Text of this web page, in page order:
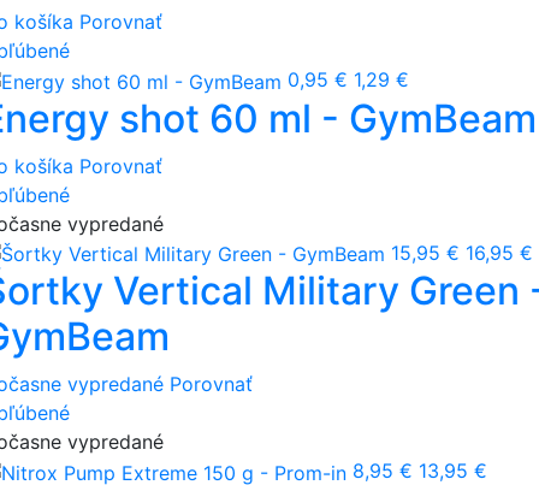
košíka Porovnať
0,95 € 1,29 €
shot 60 ml - GymBeam
košíka Porovnať
vypredané
15,95 € 16,95 €
Vertical Military Green
vypredané Porovnať
vypredané
8,95 € 13,95 €